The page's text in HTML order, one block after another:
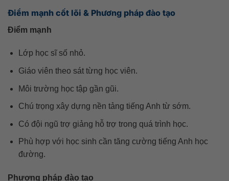
Điểm mạnh cốt lõi & Phương pháp đào tạo
Điểm mạnh
Lớp học sĩ số nhỏ.
Giáo viên theo sát từng học viên.
Môi trường học tập gần gũi.
Chú trọng xây dựng nền tảng tiếng Anh từ sớm.
Có đội ngũ trợ giảng hỗ trợ trong quá trình học.
Phù hợp với học sinh cần tăng cường tiếng Anh học
đường.
Phương pháp đào tạo